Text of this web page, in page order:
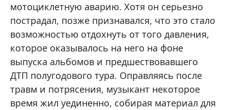
мотоциклетную аварию. Хотя он серьезно
пострадал, позже признавался, что это стало
возможностью отдохнуть от того давления,
которое оказывалось на него на фоне
выпуска альбомов и предшествовавшего
ДТП полугодового тура. Оправляясь после
травм и потрясения, музыкант некоторое
время жил уединенно, собирая материал для